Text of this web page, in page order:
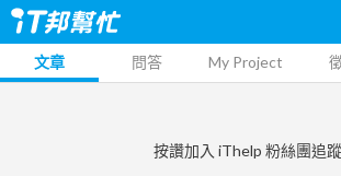
文章 問答 My Project
按讚加入 iThelp 粉絲團追蹤